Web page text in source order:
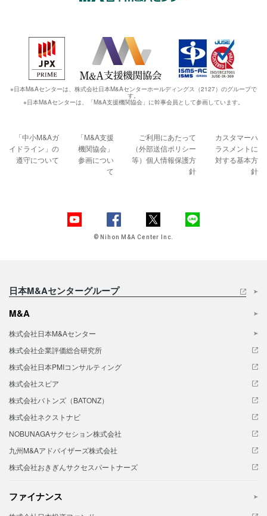
※日本M&Aセンターは、株式会社日本M&Aセンターホールディングス（2127）のグループで
す。
※日本M&Aセンターは、「M&A支援機関協会」に幹事会員として参画しています。
「中小M&Aガ
イドライン」の
遵守について
「M&A支援
機関協会」
参画につい
て
ご利用にあたって
（外部送信ポリシー
等）個人情報保護方
針
カスタマーハ
ラスメントに
対する基本方
針
© Nihon M&A Center Inc.
日本M&Aセンターグループ
M&A
株式会社日本M&Aセンター
株式会社企業評価総合研究所
株式会社日本PMIコンサルティング
株式会社スピア
株式会社バトンズ（BATONZ）
株式会社ネクストナビ
NOBUNAGAサクセション株式会社
九州M&Aアドバイザーズ株式会社
株式会社おきぎんサクセスパートナーズ
ファイナンス